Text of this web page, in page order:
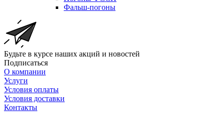
Фальш-погоны
Будьте в курсе наших акций и новостей
Подписаться
О компании
Услуги
Условия оплаты
Условия доставки
Контакты